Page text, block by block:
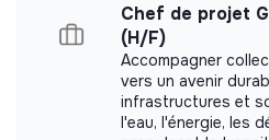
Chef de projet
(H/F)
Accompagner
vers un avenir
infrastructures et
l'eau, l'énergie, les